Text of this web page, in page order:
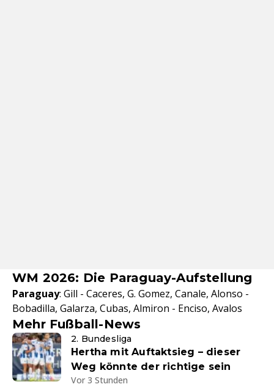
WM 2026: Die Paraguay-Aufstellung
Paraguay: Gill - Caceres, G. Gomez, Canale, Alonso -
Bobadilla, Galarza, Cubas, Almiron - Enciso, Avalos
Mehr Fußball-News
2. Bundesliga
Hertha mit Auftaktsieg – dieser
Weg könnte der richtige sein
Vor 3 Stunden